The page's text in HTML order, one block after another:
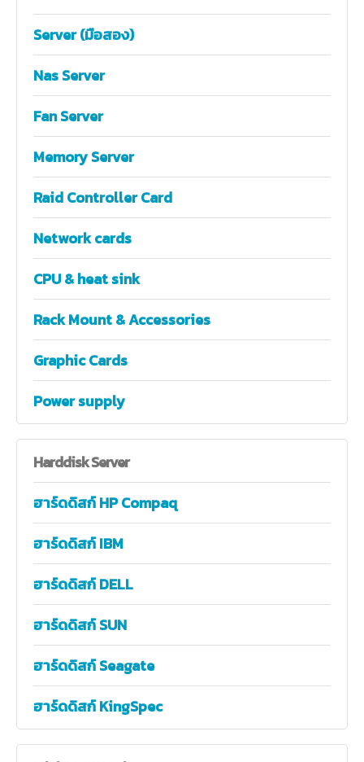
Server (มือสอง)
Nas Server
Fan Server
Memory Server
Raid Controller Card
Network cards
CPU & heat sink
Rack Mount & Accessories
Graphic Cards
Power supply
HarddiskServer
ฮาร์ดดิสก์ HP Compaq
ฮาร์ดดิสก์ IBM
ฮาร์ดดิสก์ DELL
ฮาร์ดดิสก์ SUN
ฮาร์ดดิสก์ Seagate
ฮาร์ดดิสก์ KingSpec